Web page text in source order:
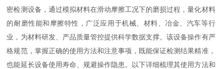
密检测设备，通过模拟材料在滑动摩擦工况下的磨损过程，量化材料
的耐磨性能和摩擦特性，广泛应用于机械、材料、冶金、汽车等行
业，为材料研发、产品质量管控提供科学数据支撑。该设备操作有严
格规范，掌握正确的使用方法和注意事项，既能保证检测结果精准，
也能延长设备使用寿命、规避操作隐患。以下详细梳理其使用方法和